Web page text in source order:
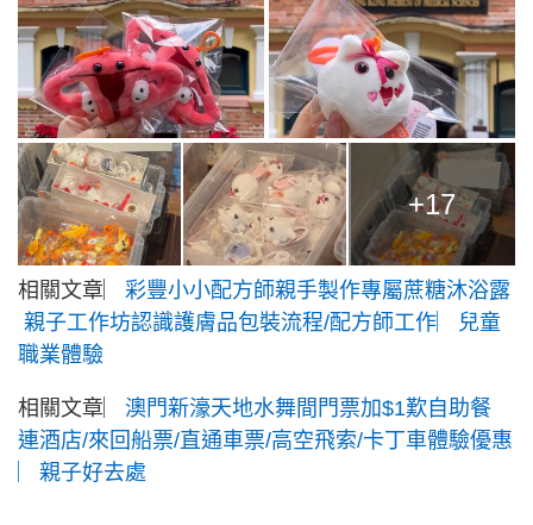
+17
相關文章︳ 彩豐小小配方師親手製作專屬蔗糖沐浴露
親子工作坊認識護膚品包裝流程/配方師工作︳兒童
職業體驗
相關文章︳ 澳門新濠天地水舞間門票加$1歎自助餐
連酒店/來回船票/直通車票/高空飛索/卡丁車體驗優惠
︳親子好去處